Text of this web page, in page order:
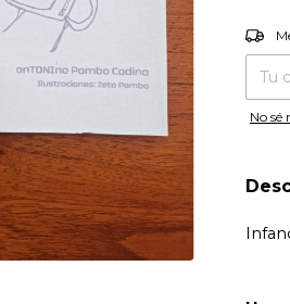
No sé